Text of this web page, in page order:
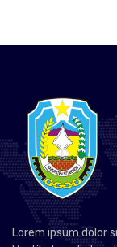
Lorem ipsum dolor